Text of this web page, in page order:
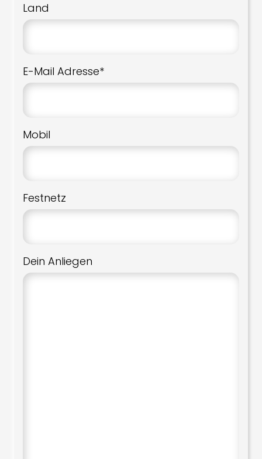
Land
E-Mail Adresse*
Mobil
Festnetz
Dein Anliegen